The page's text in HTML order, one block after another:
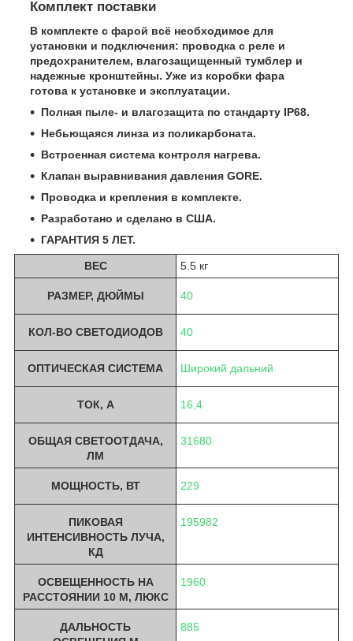
Комплект поставки
В комплекте с фарой всё необходимое для
установки и подключения: проводка с реле и
предохранителем, влагозащищенный тумблер и
надежные кронштейны. Уже из коробки фара
готова к установке и эксплуатации.
Полная пыле- и влагозащита по стандарту IP68.
Небьющаяся линза из поликарбоната.
Встроенная система контроля нагрева.
Клапан выравнивания давления GORE.
Проводка и крепления в комплекте.
Разработано и сделано в США.
ГАРАНТИЯ 5 ЛЕТ.
ВЕС 5.5 кг
РАЗМЕР, ДЮЙМЫ 40
КОЛ-ВО СВЕТОДИОДОВ 40
ОПТИЧЕСКАЯ СИСТЕМА Широкий дальний
ТОК, A 16,4
ОБЩАЯ СВЕТООТДАЧА,
ЛМ
31680
МОЩНОСТЬ, ВТ 229
ПИКОВАЯ
ИНТЕНСИВНОСТЬ ЛУЧА,
КД
195982
ОСВЕЩЕННОСТЬ НА
РАССТОЯНИИ 10 М, ЛЮКС
1960
ДАЛЬНОСТЬ
885